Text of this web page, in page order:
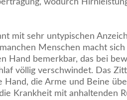
wodurch
mit sehr untypischen
Menschen macht
Hand bemerkbar, das bei
völlig verschwindet. Das
Hand, die Arme und Beine
Krankheit mit anhaltenden